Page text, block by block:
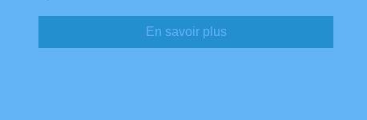
En savoir plus